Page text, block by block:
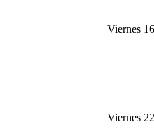
Viernes
Viernes